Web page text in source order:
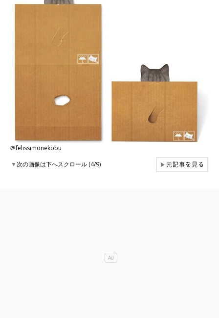
＠felissimonekobu
▼次の画像は下へスクロール (4/9) ▶元記事を見る